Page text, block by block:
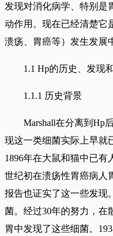
发现对消化病学、特别是
动作用。现在已经清楚它
溃疡、胃癌等）发生发展
1.1 Hp的历史、发现
1.1.1 历史背景
Marshall在分离到Hp后
现这一类细菌实际上早就
1896年在大鼠和猫中已
世纪初在溃疡性胃癌病人
报告也证实了这一些发现
菌。经过30年的努力，在
胃中发现了这些细菌。